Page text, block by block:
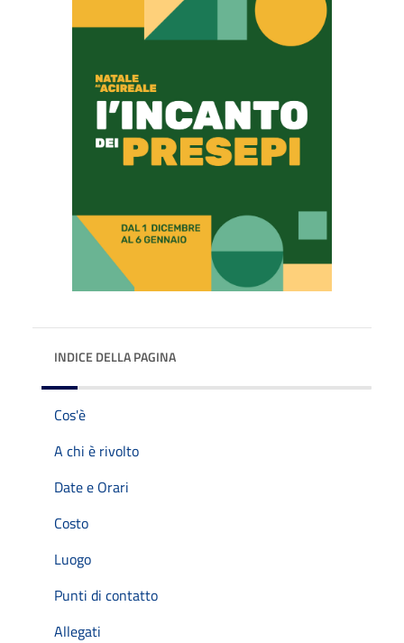
INDICE DELLA PAGINA
Cos'è
A chi è rivolto
Date e Orari
Costo
Luogo
Punti di contatto
Allegati